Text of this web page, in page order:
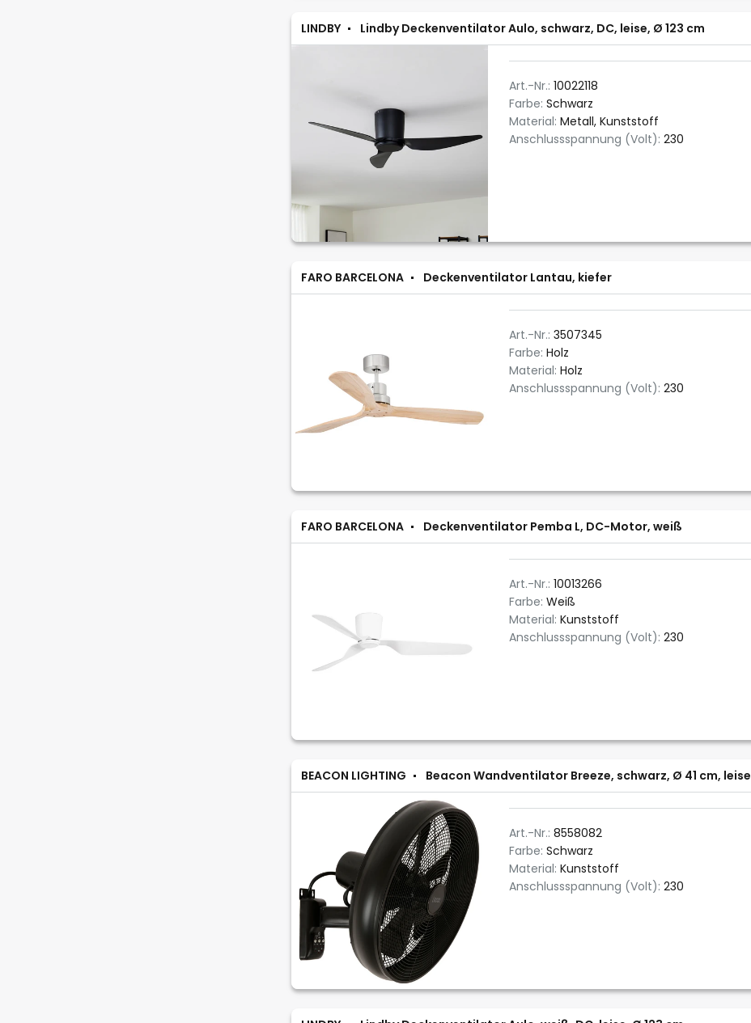
LINDBY Lindby Deckenventilator Aulo, schwarz, DC, leise, Ø 123 cm
Art.-Nr.: 10022118
Farbe: Schwarz
Material: Metall, Kunststoff
Anschlussspannung (Volt): 230
FARO BARCELONA Deckenventilator Lantau, kiefer
Art.-Nr.: 3507345
Farbe: Holz
Material: Holz
Anschlussspannung (Volt): 230
FARO BARCELONA Deckenventilator Pemba L, DC-Motor, weiß
Art.-Nr.: 10013266
Farbe: Weiß
Material: Kunststoff
Anschlussspannung (Volt): 230
BEACON LIGHTING Beacon Wandventilator Breeze, schwarz, Ø 41 cm, leise
Art.-Nr.: 8558082
Farbe: Schwarz
Material: Kunststoff
Anschlussspannung (Volt): 230